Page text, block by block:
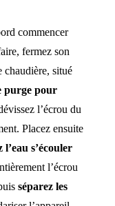
commencer
fermez son
chaudière, situé
purge pour
l’écrou du
Placez ensuite
l’eau s’écouler
l’écrou
séparez les